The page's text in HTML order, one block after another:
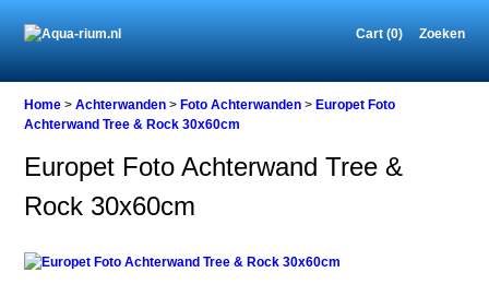
Cart (0) Zoeken
Home
Achterwanden
Foto
Achterwanden
Foto
Home >Achterwanden >Foto Achterwanden >Europet Foto
Achterwand Tree & Rock 30x60cm
Europet Foto Achterwand Tree &
Rock 30x60cm